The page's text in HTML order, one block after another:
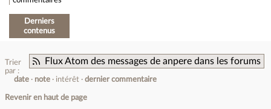
Derniers
contenus
Flux Atom des messages de anpere dans les forums
Trier
par :
date
note intérêt dernier commentaire
Revenir en haut de page